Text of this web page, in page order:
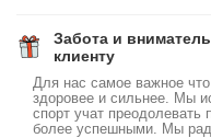
Забота и
клиенту
Для нас самое важное
здоровее и сильнее. Мы
спорт учат преодолевать
более успешными. Мы